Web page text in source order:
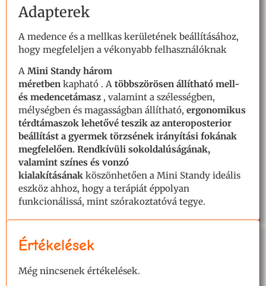
Adapterek
A medence és a mellkas kerületének beállításához,
hogy megfeleljen a vékonyabb felhasználóknak
A Mini Standy három
méretben kapható . A többszörösen állítható mell-
és medencetámasz , valamint a szélességben,
mélységben és magasságban állítható, ergonomikus
térdtámaszok lehetővé teszik az anteroposterior
beállítást a gyermek törzsének irányítási fokának
megfelelően. Rendkívüli sokoldalúságának,
valamint színes és vonzó
kialakításának köszönhetően a Mini Standy ideális
eszköz ahhoz, hogy a terápiát éppolyan
funkcionálissá, mint szórakoztatóvá tegye.
Értékelések
Még nincsenek értékelések.